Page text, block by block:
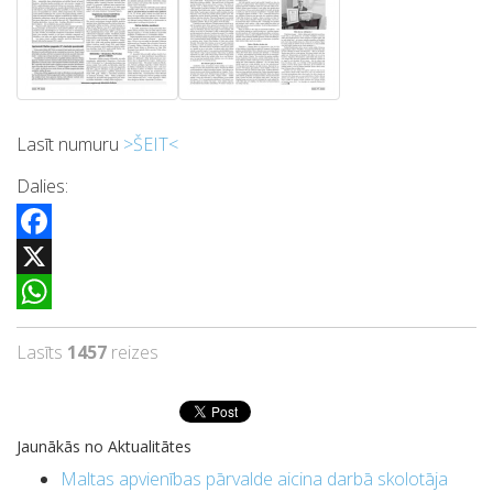
Lasīt numuru >ŠEIT<
Dalies:
Facebook
X
WhatsApp
Lasīts 1457 reizes
Jaunākās no Aktualitātes
Maltas apvienības pārvalde aicina darbā skolotāja